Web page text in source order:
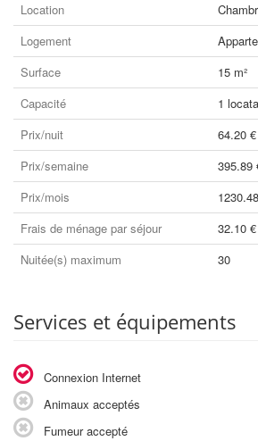
Location
Logement
Surface
15 m²
Capacité
1
Prix/nuit
64.20 €
Prix/semaine
395.89
Prix/mois
Frais de ménage par séjour
32.10 €
Nuitée(s) maximum
30
Services et équipements
Connexion Internet
Animaux acceptés
Fumeur accepté